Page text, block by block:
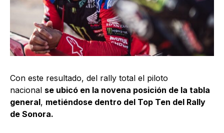
Con este resultado, del rally total el piloto
nacional se ubicó en la novena posición de la tabla
general, metiéndose dentro del Top Ten del Rally
de Sonora.